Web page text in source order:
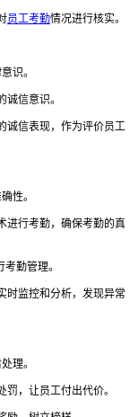
员工考勤情况进行核实。
识。
信意识。
诚信表现，作为评价员工
性。
进行考勤，确保考勤的真
勤管理。
时监控和分析，发现异常
理。
，让员工付出代价。